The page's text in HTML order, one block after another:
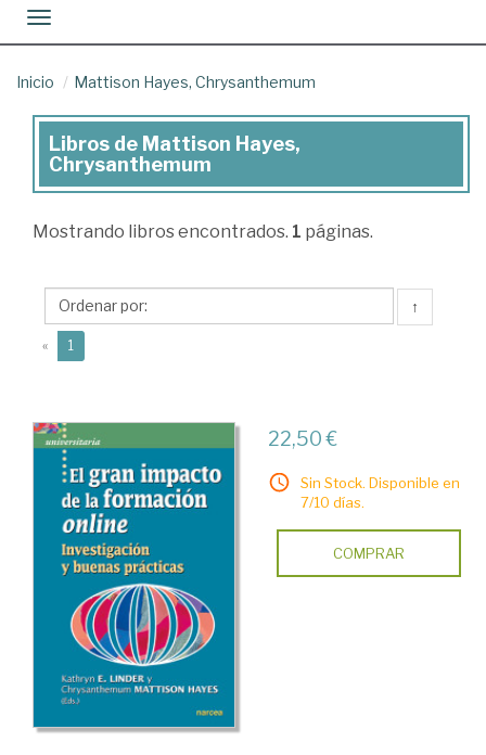
Toggle navigation
Inicio Mattison Hayes, Chrysanthemum
Libros
de
Mattison
Chrysanthemum
Libros de Mattison Hayes,
Chrysanthemum
Mostrando libros encontrados. 1 páginas.
↑
« 1
22,50 €
Sin Stock. Disponible en
7/10 días.
COMPRAR